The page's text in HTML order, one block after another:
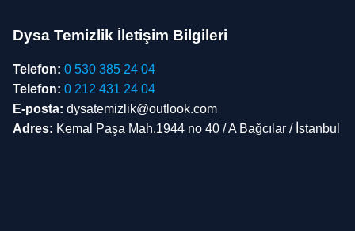
Dysa Temizlik İletişim Bilgileri
Telefon: 0 530 385 24 04
Telefon: 0 212 431 24 04
E-posta: dysatemizlik@outlook.com
Adres: Kemal Paşa Mah.1944 no 40 / A Bağcılar / İstanbul